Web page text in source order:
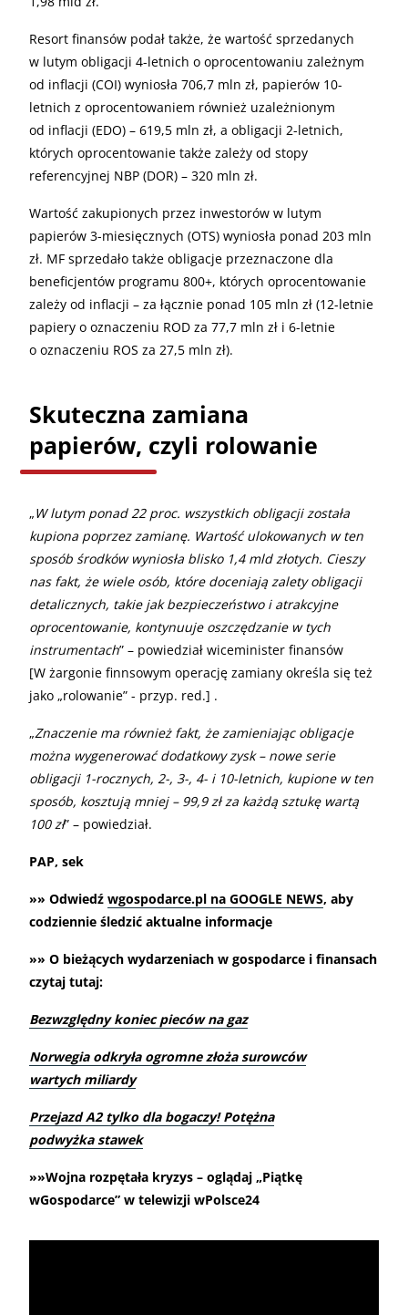
Resort finansów podał także, że wartość sprzedanych
w lutym obligacji 4-letnich o oprocentowaniu zależnym
od inflacji (COI) wyniosła 706,7 mln zł, papierów 10-
letnich z oprocentowaniem również uzależnionym
od inflacji (EDO) – 619,5 mln zł, a obligacji 2-letnich,
których oprocentowanie także zależy od stopy
referencyjnej NBP (DOR) – 320 mln zł.
Wartość zakupionych przez inwestorów w lutym
papierów 3-miesięcznych (OTS) wyniosła ponad 203 mln
zł. MF sprzedało także obligacje przeznaczone dla
beneficjentów programu 800+, których oprocentowanie
zależy od inflacji – za łącznie ponad 105 mln zł (12-letnie
papiery o oznaczeniu ROD za 77,7 mln zł i 6-letnie
o oznaczeniu ROS za 27,5 mln zł).
Skuteczna zamiana
papierów, czyli rolowanie
„W lutym ponad 22 proc. wszystkich obligacji została
kupiona poprzez zamianę. Wartość ulokowanych w ten
sposób środków wyniosła blisko 1,4 mld złotych. Cieszy
nas fakt, że wiele osób, które doceniają zalety obligacji
detalicznych, takie jak bezpieczeństwo i atrakcyjne
oprocentowanie, kontynuuje oszczędzanie w tych
instrumentach” – powiedział wiceminister finansów
[W żargonie finnsowym operację zamiany określa się też
jako „rolowanie” - przyp. red.] .
„Znaczenie ma również fakt, że zamieniając obligacje
można wygenerować dodatkowy zysk – nowe serie
obligacji 1-rocznych, 2-, 3-, 4- i 10-letnich, kupione w ten
sposób, kosztują mniej – 99,9 zł za każdą sztukę wartą
100 zł” – powiedział.
PAP, sek
»» Odwiedź wgospodarce.pl na GOOGLE NEWS, aby
codziennie śledzić aktualne informacje
»» O bieżących wydarzeniach w gospodarce i finansach
czytaj tutaj:
Bezwzględny koniec pieców na gaz
Norwegia odkryła ogromne złoża surowców
wartych miliardy
Przejazd A2 tylko dla bogaczy! Potężna
podwyżka stawek
»»Wojna rozpętała kryzys – oglądaj „Piątkę
wGospodarce” w telewizji wPolsce24